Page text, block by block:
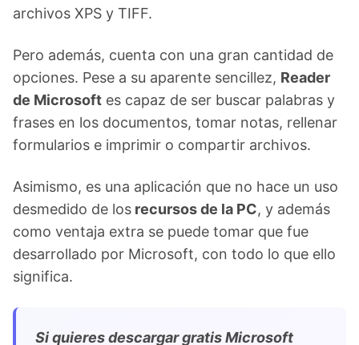
archivos XPS y TIFF.
Pero además, cuenta con una gran cantidad de
opciones. Pese a su aparente sencillez, Reader
de Microsoft es capaz de ser buscar palabras y
frases en los documentos, tomar notas, rellenar
formularios e imprimir o compartir archivos.
Asimismo, es una aplicación que no hace un uso
desmedido de los recursos de la PC, y además
como ventaja extra se puede tomar que fue
desarrollado por Microsoft, con todo lo que ello
significa.
Si quieres descargar gratis Microsoft